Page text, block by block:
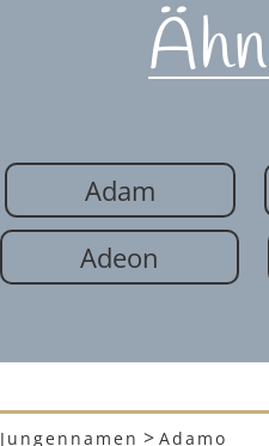
Adam
Adeon
Jungennamen > Adamo